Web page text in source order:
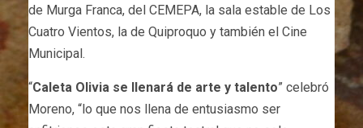
de Murga Franca, del CEMEPA, la sala estable de Los
Cuatro Vientos, la de Quiproquo y también el Cine
Municipal.
“Caleta Olivia se llenará de arte y talento” celebró
Moreno, “lo que nos llena de entusiasmo ser